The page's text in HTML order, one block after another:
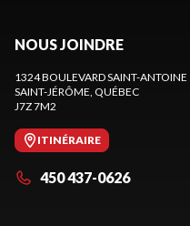
NOUS JOINDRE
1324 BOULEVARD SAINT-ANTOINE
SAINT-JÉRÔME, QUÉBEC
J7Z 7M2
ITINÉRAIRE
450 437-0626